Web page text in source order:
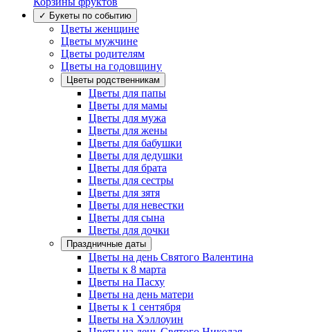
✓ Букеты по событию
Цветы женщине
Цветы мужчине
Цветы родителям
Цветы на годовщину
Цветы родственникам
Цветы для папы
Цветы для мамы
Цветы для мужа
Цветы для жены
Цветы для бабушки
Цветы для дедушки
Цветы для брата
Цветы для сестры
Цветы для зятя
Цветы для невестки
Цветы для сына
Цветы для дочки
Праздничные даты
Цветы на день Святого Валентина
Цветы к 8 марта
Цветы на Пасху
Цветы на день матери
Цветы к 1 сентября
Цветы на Хэллоуин